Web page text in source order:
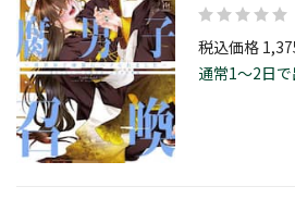
税込価格
通常1～2日